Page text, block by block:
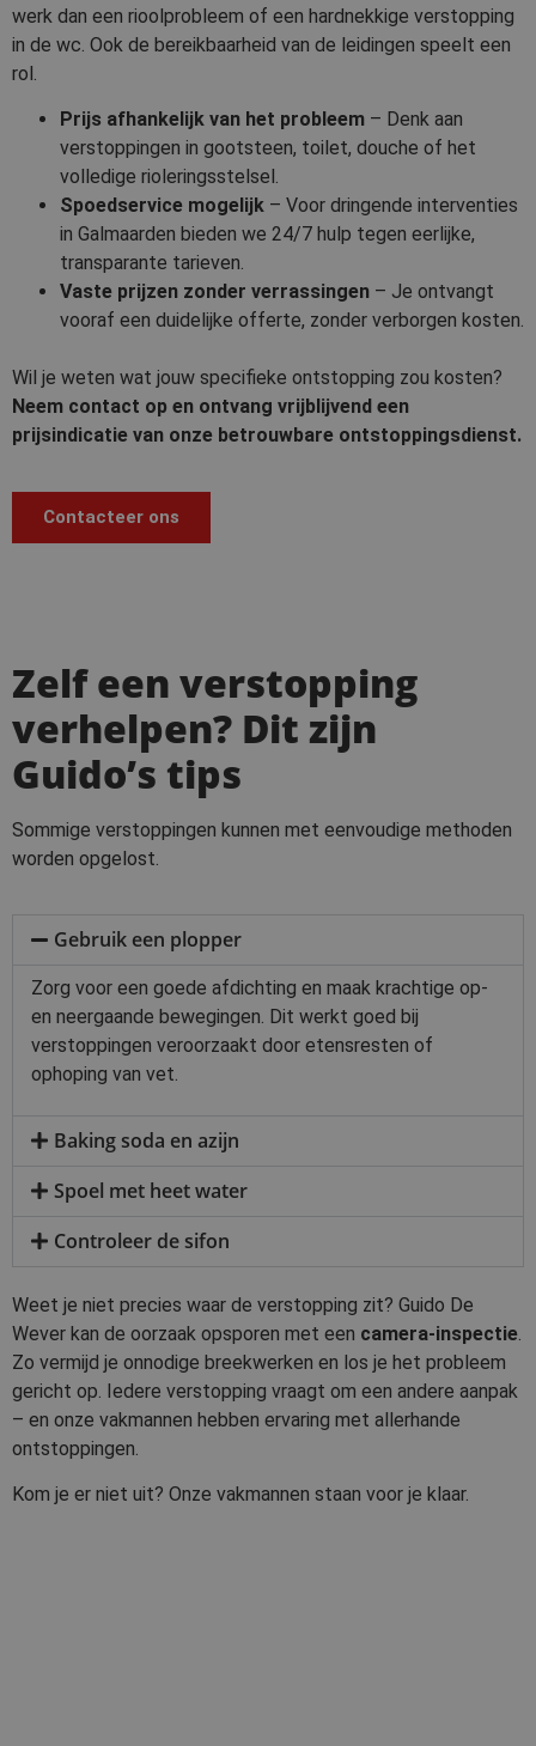
werk dan een rioolprobleem of een hardnekkige verstopping
in de wc. Ook de bereikbaarheid van de leidingen speelt een
rol.
Prijs afhankelijk van het probleem – Denk aan
verstoppingen in gootsteen, toilet, douche of het
volledige rioleringsstelsel.
Spoedservice mogelijk – Voor dringende interventies
in Galmaarden bieden we 24/7 hulp tegen eerlijke,
transparante tarieven.
Vaste prijzen zonder verrassingen – Je ontvangt
vooraf een duidelijke offerte, zonder verborgen kosten.
Wil je weten wat jouw specifieke ontstopping zou kosten?
Neem contact op en ontvang vrijblijvend een
prijsindicatie van onze betrouwbare ontstoppingsdienst.
Contacteer ons
Zelf een verstopping
verhelpen? Dit zijn
Guido’s tips
Sommige verstoppingen kunnen met eenvoudige methoden
worden opgelost.
Gebruik een plopper
Zorg voor een goede afdichting en maak krachtige op-
en neergaande bewegingen. Dit werkt goed bij
verstoppingen veroorzaakt door etensresten of
ophoping van vet.
Baking soda en azijn
Spoel met heet water
Controleer de sifon
Weet je niet precies waar de verstopping zit? Guido De
Wever kan de oorzaak opsporen met een camera-inspectie
Zo vermijd je onnodige breekwerken en los je het probleem
gericht op. Iedere verstopping vraagt om een andere aanpak
– en onze vakmannen hebben ervaring met allerhande
ontstoppingen.
Kom je er niet uit? Onze vakmannen staan voor je klaar.